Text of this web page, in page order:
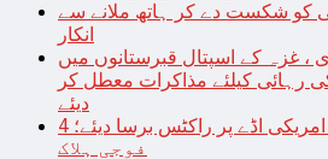
کو شکست دے کر ہاتھ ملانے سے
انکار
، غزہ کے اسپتال قبرستانوں میں
رہائی کیلئے مذاکرات معطل کر
دیئے
حزب اللہ نے شام میں امریکی اڈے پر راکٹس برسا دیئے؛ 4
فوجی ہلاک